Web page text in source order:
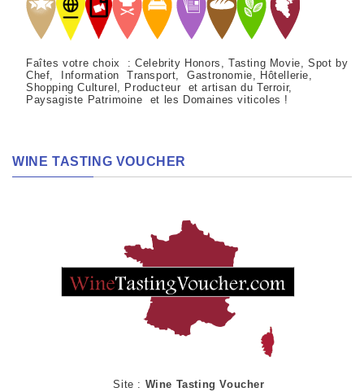
Faîtes votre choix : Celebrity Honors, Tasting Movie, Spot by
Chef, Information Transport, Gastronomie, Hôtellerie,
Shopping Culturel, Producteur et artisan du Terroir,
Paysagiste Patrimoine et les Domaines viticoles !
WINE TASTING VOUCHER
Site : Wine Tasting Voucher